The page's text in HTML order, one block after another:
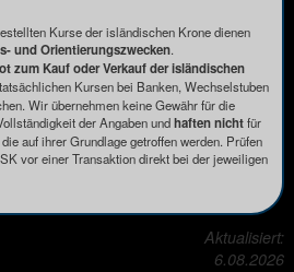
Kurse der isländischen Krone dienen
und Orientierungszwecken.
zum Kauf oder Verkauf der isländischen
Kursen bei Banken, Wechselstuben
Wir übernehmen keine Gewähr für die
der Angaben undhaften nichtfür
auf ihrer Grundlage getroffen werden. Prüfen
vor einer Transaktion direkt bei der jeweiligen
Aktualisiert:
6.08.2026